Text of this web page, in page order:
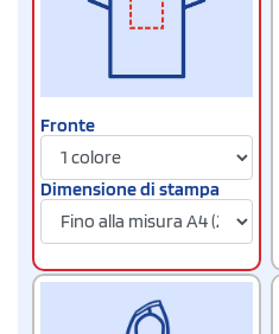
Fronte
Dimensione di stampa